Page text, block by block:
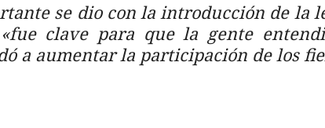
se dio con la introducción de la
clave para que la gente
a aumentar la participación de los